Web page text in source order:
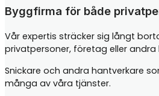
Byggfirma för både
Vår expertis sträcker sig långt
privatpersoner, företag eller
Snickare och andra hantverkare
många av våra tjänster.